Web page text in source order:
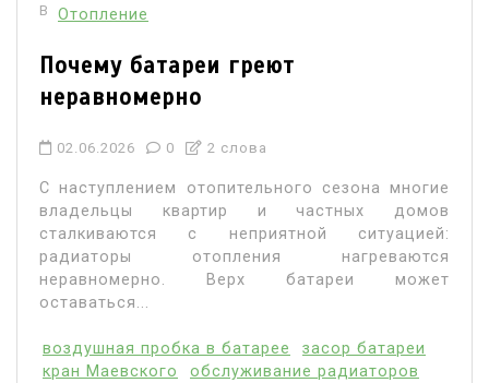
В Отопление
Почему батареи греют
неравномерно
02.06.2026 0 2 слова
С наступлением отопительного сезона многие
владельцы квартир и частных домов
сталкиваются с неприятной ситуацией:
радиаторы отопления нагреваются
неравномерно. Верх батареи может
оставаться...
воздушная пробка в батарее
засор батареи
кран Маевского
обслуживание радиаторов